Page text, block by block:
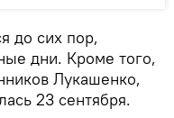
до сих пор,
дни. Кроме того,
Лукашенко,
23 сентября.